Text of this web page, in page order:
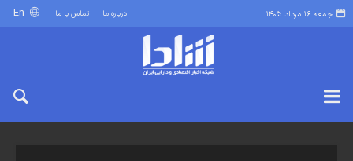
جمعه ۱۶ مرداد ۱۴۰۵ درباره ما تماس با ما